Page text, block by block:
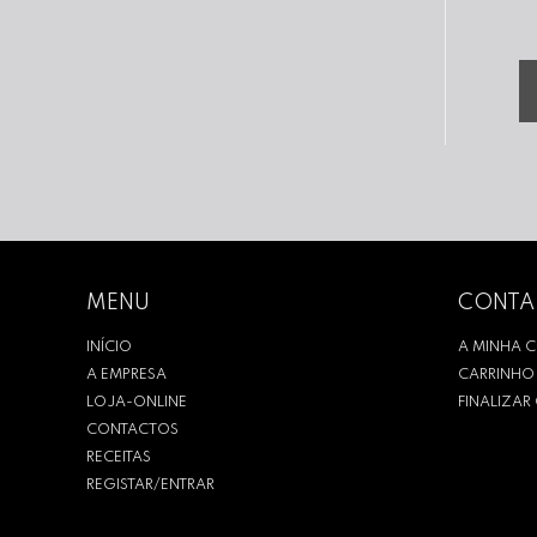
MENU
INÍCIO
A EMPRESA
LOJA-ONLINE
CONTACTOS
RECEITAS
REGISTAR/ENTRAR
CONTA
A MINHA
CARRINHO
FINALIZAR